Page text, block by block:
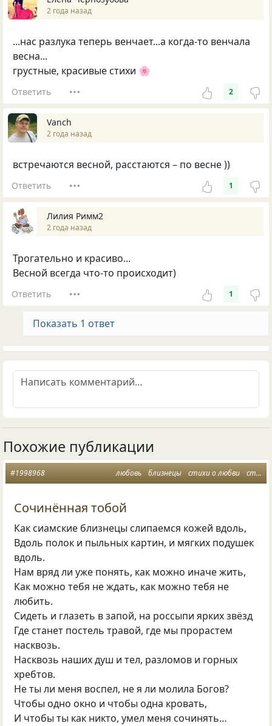
2 года назад
...нас разлука теперь венчает...а когда-то венчала
весна...
грустные, красивые стихи 🌸
Ответить 2
Vanch
2 года назад
встречаются весной, расстаются – по весне ))
Ответить 1
Лилия Римм2
2 года назад
Трогательно и красиво...
Весной всегда что-то происходит)
Ответить 1
Показать 1 ответ
Похожие публикации
любовь близнецы стихи о любви стихи мужу
#1998968
Сочинённая тобой
Как сиамские близнецы слипаемся кожей вдоль,
Вдоль полок и пыльных картин, и мягких подушек
вдоль.
Нам вряд ли уже понять, как можно иначе жить,
Как можно тебя не ждать, как можно тебя не
любить.
Сидеть и глазеть в запой, на россыпи ярких звёзд
Где станет постель травой, где мы прорастем
насквозь.
Насквозь наших душ и тел, разломов и горных
хребтов.
Не ты ли меня воспел, не я ли молила Богов?
Чтобы одно окно и чтобы одна кровать,
И чтобы ты как никто, умел меня сочинять…